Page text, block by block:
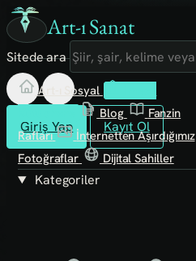
Art-ı Sanat
Sitede ara
Giriş Yap Kayıt Ol
Art-ı Sosyal
Blog
Fanzin
Rafları
İnternetten Aşırdığımız
Fotoğraflar
Dijital Sahiller
Kategoriler